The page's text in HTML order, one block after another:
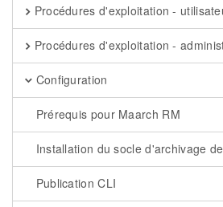
Procédures d'exploitation -
Procédures d'exploitation -
Configuration
Prérequis pour Maarch RM
Installation du socle d'archivage
Publication CLI